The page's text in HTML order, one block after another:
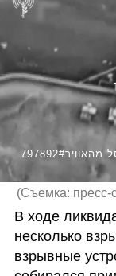
(Съемка:
В ходе
несколько
взрывные